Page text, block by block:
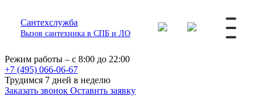
Сантехслужба
Вызов сантехника в СПБ и ЛО
Режим работы – с 8:00 до 22:00
+7 (495) 066-06-67
Трудимся 7 дней в неделю
Заказать звонок Оставить заявку